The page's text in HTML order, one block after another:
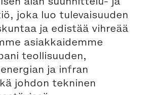
joka luo tulevaisuuden
ja edistää vihreää
asiakkaidemme
teollisuuden,
ja infran
johdon tekninen